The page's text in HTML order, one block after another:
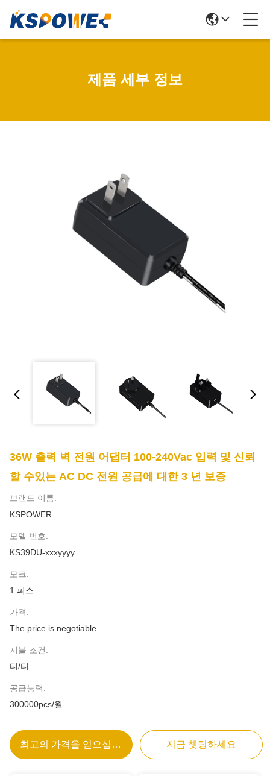
제품 세부 정보
36W 출력 벽 전원 어댑터 100-240Vac 입력 및 신뢰
할 수있는 AC DC 전원 공급에 대한 3 년 보증
브랜드 이름:
KSPOWER
모델 번호:
KS39DU-xxxyyyy
모크:
1 피스
가격:
The price is negotiable
지불 조건:
티/티
공급능력:
300000pcs/월
최고의 가격을 얻으십시오 지금 챗팅하세요